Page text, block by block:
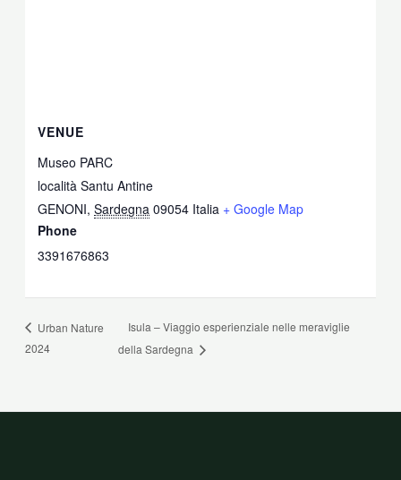
VENUE
Museo PARC
località Santu Antine
GENONI, Sardegna 09054 Italia + Google Map
Phone
3391676863
Urban Nature
2024
Isula – Viaggio esperienziale nelle meraviglie
della Sardegna